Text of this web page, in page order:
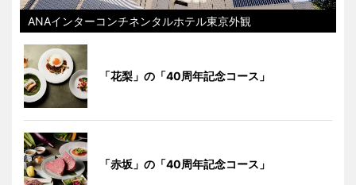
ANAインターコンチネンタルホテル東京外観
「花梨」の「40周年記念コース」
「赤坂」の「40周年記念コース」